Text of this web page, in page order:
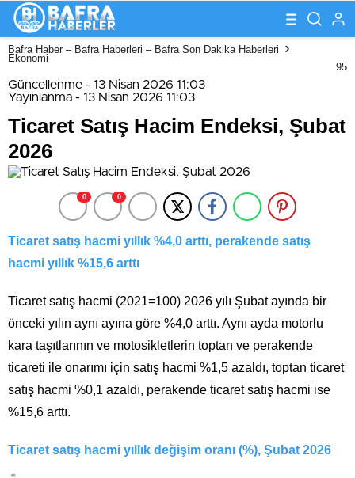
Bafra Haber – Bafra Haberleri – Bafra Son Dakika Haberleri
Ekonomi
95
Güncellenme - 13 Nisan 2026 11:03
Yayınlanma - 13 Nisan 2026 11:03
Ticaret Satış Hacim Endeksi, Şubat
2026
0 0
Ticaret satış hacmi yıllık %4,0 arttı, perakende satış
hacmi yıllık %15,6 arttı
Ticaret satış hacmi (2021=100) 2026 yılı Şubat ayında bir
önceki yılın aynı ayına göre %4,0 arttı. Aynı ayda motorlu
kara taşıtlarının ve motosikletlerin toptan ve perakende
ticareti ile onarımı için satış hacmi %1,5 azaldı, toptan ticaret
satış hacmi %0,1 azaldı, perakende ticaret satış hacmi ise
%15,6 arttı.
Ticaret satış hacmi yıllık değişim oranı (%), Şubat 2026